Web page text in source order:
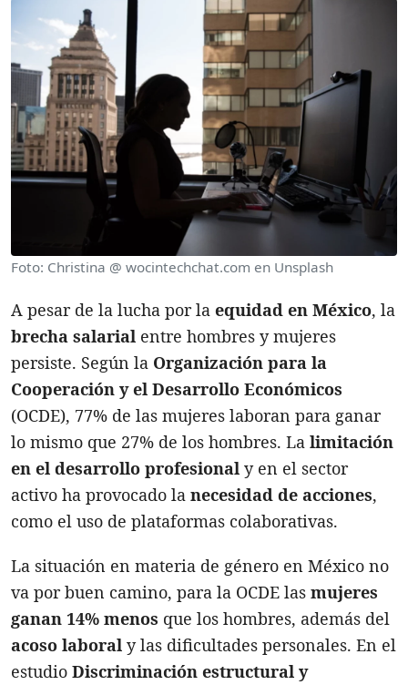
Foto: Christina @ wocintechchat.com en Unsplash
A pesar de la lucha por la equidad en México, la
brecha salarial entre hombres y mujeres
persiste. Según la Organización para la
Cooperación y el Desarrollo Económicos
(OCDE), 77% de las mujeres laboran para ganar
lo mismo que 27% de los hombres. La limitación
en el desarrollo profesional y en el sector
activo ha provocado la necesidad de acciones,
como el uso de plataformas colaborativas.
La situación en materia de género en México no
va por buen camino, para la OCDE las mujeres
ganan 14% menos que los hombres, además del
acoso laboral y las dificultades personales. En el
estudio Discriminación estructural y